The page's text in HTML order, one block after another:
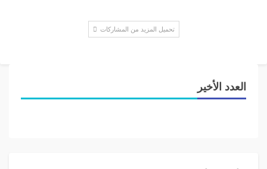
تحميل المزيد من المشاركات
العدد الأخير